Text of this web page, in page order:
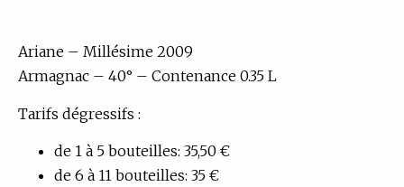
Ariane – Millésime 2009
Armagnac – 40° – Contenance 0.35 L
Tarifs dégressifs :
de 1 à 5 bouteilles: 35,50 €
de 6 à 11 bouteilles: 35 €